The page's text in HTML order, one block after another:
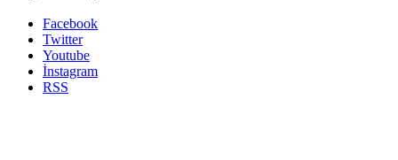
Facebook
Twitter
Youtube
İnstagram
RSS